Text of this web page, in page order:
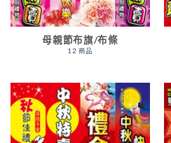
母親節布旗/布條
12 商品